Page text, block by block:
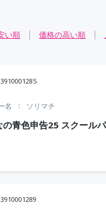
い順 価格の高い順
の青色申告25 スクール
名 ソリマチ